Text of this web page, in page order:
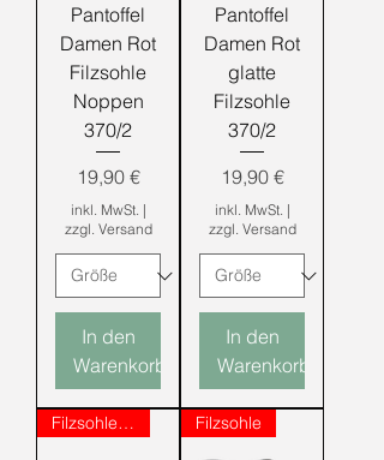
Pantoffel
Damen Rot
Filzsohle
Noppen
370/2
Preis
19,90 €
inkl. MwSt. |
zzgl. Versand
In den
Warenkorb
Pantoffel
Damen Rot
glatte
Filzsohle
370/2
Preis
19,90 €
inkl. MwSt. |
zzgl. Versand
In den
Warenkorb
Filzsohle mit Noppen Filzsohle